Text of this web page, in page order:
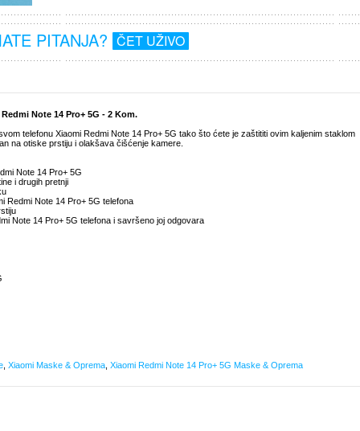
PITANJA? ČET UŽIVO
Note 14 Pro+ 5G - 2 Kom.
telefonu Xiaomi Redmi Note 14 Pro+ 5G tako što ćete je zaštititi ovim kaljenim staklom
na otiske prstiju i olakšava čišćenje kamere.
Note 14 Pro+ 5G
i drugih pretnji
Redmi Note 14 Pro+ 5G telefona
Note 14 Pro+ 5G telefona i savršeno joj odgovara
Xiaomi Maske & Oprema Xiaomi Redmi Note 14 Pro+ 5G Maske & Oprema